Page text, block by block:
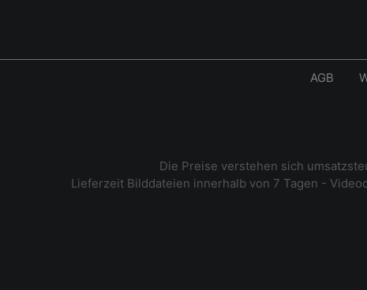
AGB
Die Preise verstehen sich
Lieferzeit Bilddateien innerhalb von 7 Tagen -